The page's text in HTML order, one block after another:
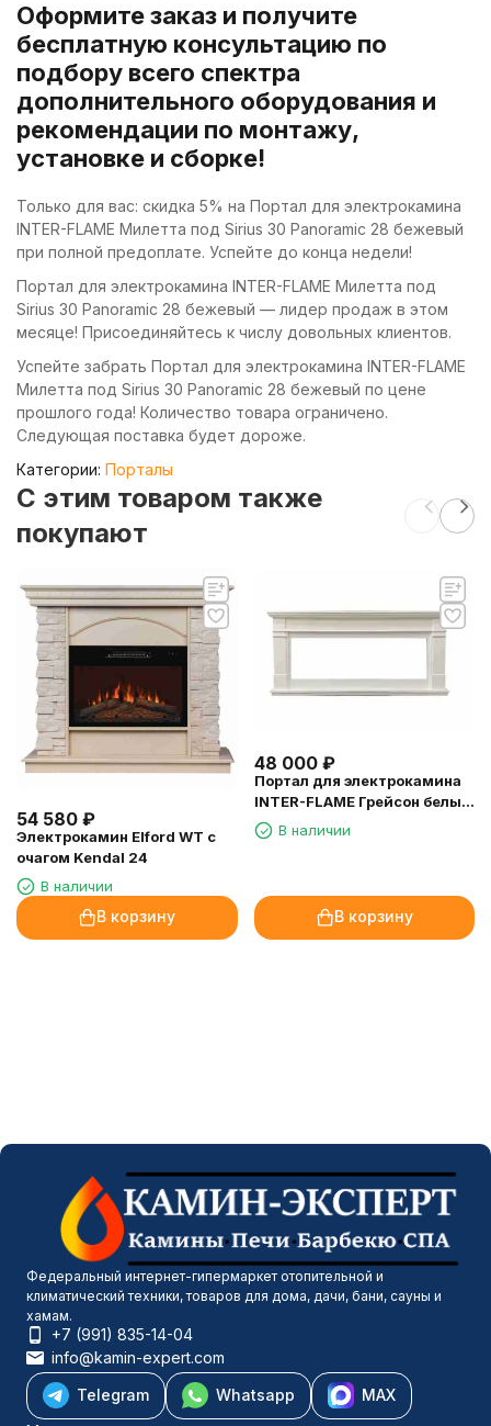
Оформите заказ и получите
бесплатную консультацию по
подбору всего спектра
дополнительного оборудования и
рекомендации по монтажу,
установке и сборке!
Только для вас: скидка 5% на Портал для электрокамина
INTER-FLAME Милетта под Sirius 30 Panoramic 28 бежевый
при полной предоплате. Успейте до конца недели!
Портал для электрокамина INTER-FLAME Милетта под
Sirius 30 Panoramic 28 бежевый — лидер продаж в этом
месяце! Присоединяйтесь к числу довольных клиентов.
Успейте забрать Портал для электрокамина INTER-FLAME
Милетта под Sirius 30 Panoramic 28 бежевый по цене
прошлого года! Количество товара ограничено.
Следующая поставка будет дороже.
Категории: Порталы
C этим товаром также
покупают
54 580 ₽
Электрокамин Elford WT с
очагом Kendal 24
В наличии
В корзину
48 000 ₽
Портал для электрокамина
INTER-FLAME Грейсон белый
под FreeSpace 60
В наличии
В корзину
Федеральный интернет-гипермаркет отопительной и
климатический техники, товаров для дома, дачи, бани, сауны и
хамам.
+7 (991) 835-14-04
info@kamin-expert.com
Telegram
Whatsapp
MAX